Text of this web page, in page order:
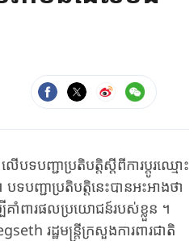
ទបញ្ជាប្រតិបត្តិស្តីពីការប្តូរឈ្មោះ
បញ្ជាប្រតិបត្តិនេះបាន​អះអាង​ថា
ម្បី​គាំពារ​ផល​ប្រយោជន៍របស់​ខ្លួន​ ។
រដ្ឋមន្ត្រីក្រសួង​ការ​ពារជាតិ​